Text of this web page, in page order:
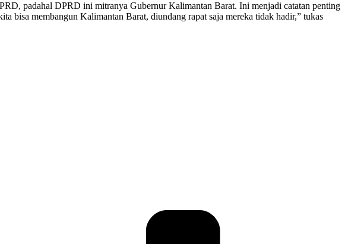
padahal DPRD ini mitranya Gubernur Kalimantan Barat. Ini menjadi catatan penting
bisa membangun Kalimantan Barat, diundang rapat saja mereka tidak hadir,” tukas